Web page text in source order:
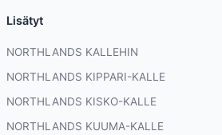
Lisätyt
NORTHLANDS KALLEHIN
NORTHLANDS KIPPARI-KALLE
NORTHLANDS KISKO-KALLE
NORTHLANDS KUUMA-KALLE